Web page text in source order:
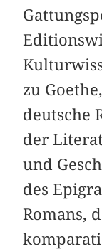
zu
deutsche
der
und
des
Romans,